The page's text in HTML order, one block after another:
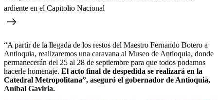
ardiente en el Capitolio Nacional
“A partir de la llegada de los restos del Maestro Fernando Botero a
Antioquia, realizaremos una caravana al Museo de Antioquia, donde
permanecerán del 25 al 28 de septiembre para que todos podamos
hacerle homenaje. El acto final de despedida se realizará en la
Catedral Metropolitana”, aseguró el gobernador de Antioquia,
Aníbal Gaviria.